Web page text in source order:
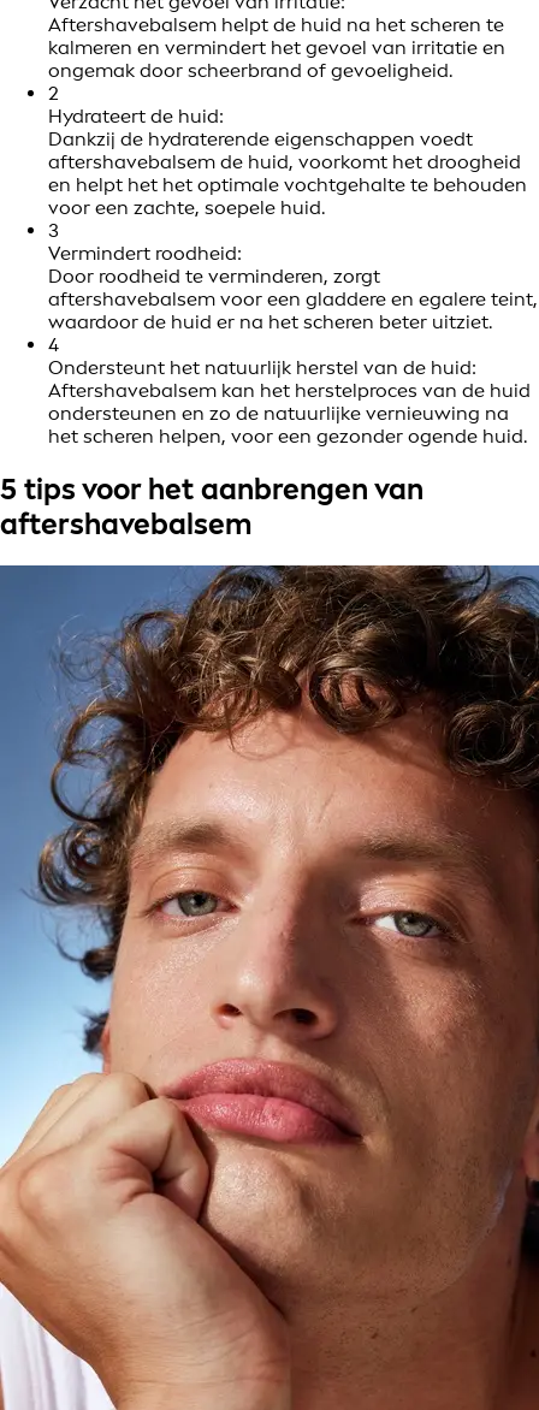
Aftershavebalsem helpt de huid na het scheren te
kalmeren en vermindert het gevoel van irritatie en
ongemak door scheerbrand of gevoeligheid.
2
Hydrateert de huid:
Dankzij de hydraterende eigenschappen voedt
aftershavebalsem de huid, voorkomt het droogheid
en helpt het het optimale vochtgehalte te behouden
voor een zachte, soepele huid.
3
Vermindert roodheid:
Door roodheid te verminderen, zorgt
aftershavebalsem voor een gladdere en egalere teint,
waardoor de huid er na het scheren beter uitziet.
4
Ondersteunt het natuurlijk herstel van de huid:
Aftershavebalsem kan het herstelproces van de huid
ondersteunen en zo de natuurlijke vernieuwing na
het scheren helpen, voor een gezonder ogende huid.
5 tips voor het aanbrengen van
aftershavebalsem